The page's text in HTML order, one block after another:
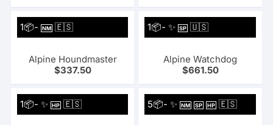
1📦-NM 🇪🇸
Alpine Houndmaster
$337.50
1📦- ✨SP 🇺🇸
Alpine Watchdog
$661.50
1📦- ✨HP 🇪🇸 5📦- ✨NM SP HP 🇪🇸